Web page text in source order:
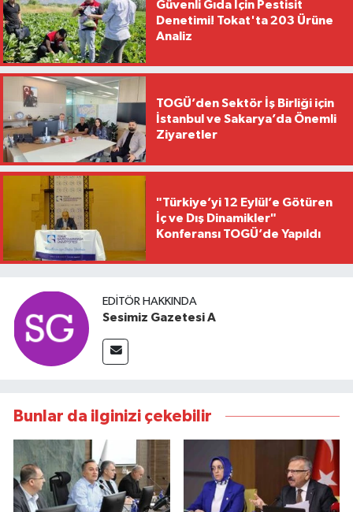
Güvenli Gıda İçin Pestisit
Denetimi! Tokat'ta 203 Ürüne
Analiz
TOGÜ’den Sektör İş Birliği için
İstanbul ve Sakarya’da Önemli
Ziyaretler
"Türkiye’yi 12 Eylül’e Götüren
İç ve Dış Dinamikler"
Konferansı TOGÜ’de Yapıldı
EDITÖR HAKKINDA
Sesimiz Gazetesi A
Bunlar da ilginizi çekebilir